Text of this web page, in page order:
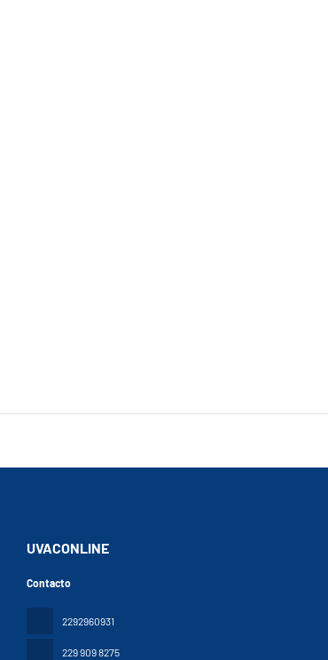
UVACONLINE
Contacto
2292960931
229 909 8275